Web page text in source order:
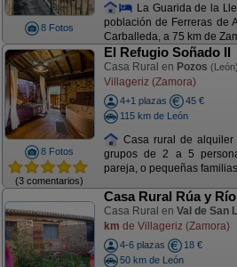
8 Fotos
La Guarida de la
población de Ferreras de
Carballeda, a 75 km de
8 Fotos
(3 comentarios)
El Refugio Soñado II
Casa Rural en Pozos (León)
Villageriz (Zamora)
4+1 plazas
45 €
115 km de León
Casa rural de alquiler
grupos de 2 a 5
pareja, o pequeñas
Casa Rural Rúa y Río
Casa Rural en Val de San
km de Villageriz (Zamora)
4-6 plazas
18 €
50 km de León